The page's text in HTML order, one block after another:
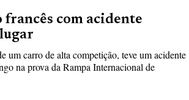
com acidente
um carro de alta competição, teve um acidente
na prova da Rampa Internacional de